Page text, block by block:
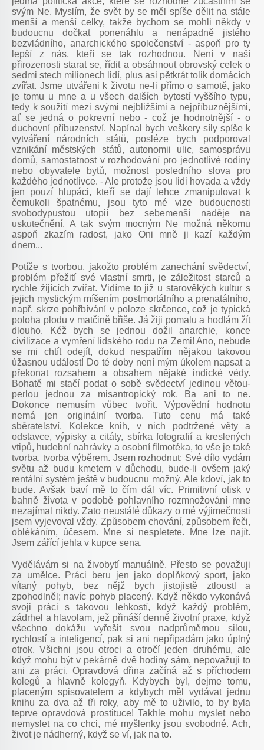
svým Ne. Myslím, že svět by se měl spíše dělit na stále
menší a menší celky, takže bychom se mohli někdy v
budoucnu dočkat ponenáhlu a nenápadně jistého
bezvládního, anarchického společenství - aspoň pro ty
lepší z nás, kteří se tak rozhodnou. Není v naší
přirozenosti starat se, řídit a obsáhnout obrovský celek o
sedmi stech milionech lidí, plus asi pětkrát tolik domácích
zvířat. Jsme utvářeni k životu ne-li přímo o samotě, jako
je tomu u mne a u všech dalších bytostí vyššího typu,
tedy k soužití mezi svými nejbližšími a nejpříbuznějšími,
ať se jedná o pokrevní nebo - což je hodnotnější - o
duchovní příbuzenství. Napínal bych veškery síly spíše k
vytváření národních států, posléze bych podporoval
vznikání městských států, autonomii ulic, samosprávu
domů, samostatnost v rozhodování pro jednotlivé rodiny
nebo obyvatele bytů, možnost posledního slova pro
každého jednotlivce. - Ale protože jsou lidi hovada a vždy
jen pouzí hlupáci, kteří se dají lehce zmanipulovat k
čemukoli špatnému, jsou tyto mé vize budoucnosti
svobodypustou utopií bez sebemenší naděje na
uskutečnění. A tak svým mocným Ne možná někomu
aspoň zkazím radost, jako Oni mně ji kazí každým
dnem...
Potíže s tvorbou, jakožto problém zanechání svědectví,
problém přežití své vlastní smrti, je záležitost starců a
rychle žijících zvířat. Vidíme to již u starověkých kultur s
jejich mystickým míšením postmortálního a prenatálního,
např. skrze pohřbívání v poloze skrčence, což je typická
poloha plodu v matčině břiše. Já žiji pomalu a hodlám žít
dlouho. Kéž bych se jednou dožil anarchie, konce
civilizace a vymření lidského rodu na Zemi! Ano, nebude
se mi chtít odejít, dokud nespatřím nějakou takovou
úžasnou událost! Do té doby není mým úkolem napsat a
překonat rozsahem a obsahem nějaké indické védy.
Bohatě mi stačí podat o sobě svědectví jedinou větou-
perlou jednou za misantropický rok. Ba ani to ne.
Dokonce nemusím vůbec tvořit. Výpovědní hodnotu
nemá jen originální tvorba. Tuto cenu má také
sběratelství. Kolekce knih, v nich podtržené věty a
odstavce, výpisky a citáty, sbírka fotografií a kreslených
vtipů, hudební nahrávky a osobní filmotéka, to vše je také
tvorba, tvorba výběrem. Jsem rozhodnut: Své dílo vydám
světu až budu kmetem v důchodu, bude-li ovšem jaký
rentální systém ještě v budoucnu možný. Ale kdoví, jak to
bude. Avšak baví mě to čím dál víc. Primitivní otisk v
bahně života v podobě pohlavního rozmnožování mne
nezajímal nikdy. Zato neustálé důkazy o mé výjimečnosti
jsem vyjevoval vždy. Způsobem chování, způsobem řeči,
oblékáním, účesem. Mne si nespletete. Mne lze najít.
Jsem zářící jehla v kupce sena.
Vydělávám si na živobytí manuálně. Přesto se považuji
za umělce. Práci beru jen jako doplňkový sport, jako
vítaný pohyb, bez nějž bych jistojistě ztloustl a
zpohodlněl; navíc pohyb placený. Když někdo vykonává
svoji práci s takovou lehkostí, když každý problém,
zádrhel a hlavolam, jež přináší denně životní praxe, když
všechno dokážu vyřešit svou nadprůměrnou silou,
rychlostí a inteligencí, pak si ani nepřipadám jako úplný
otrok. Všichni jsou otroci a otročí jeden druhému, ale
když mohu být v pekárně dvě hodiny sám, nepovažuji to
ani za práci. Opravdová dřina začíná až s příchodem
kolegů a hlavně kolegyň. Kdybych byl, dejme tomu,
placeným spisovatelem a kdybych měl vydávat jednu
knihu za dva až tři roky, aby mě to uživilo, to by byla
teprve opravdová prostituce! Takhle mohu myslet nebo
nemyslet na co chci, mé myšlenky jsou svobodné. Ach,
život je nádherný, když se ví, jak na to.